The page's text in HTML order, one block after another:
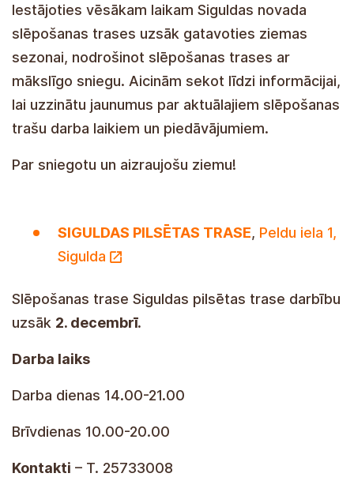
Iestājoties vēsākam laikam Siguldas novada
slēpošanas trases uzsāk gatavoties ziemas
sezonai, nodrošinot slēpošanas trases ar
mākslīgo sniegu. Aicinām sekot līdzi informācijai,
lai uzzinātu jaunumus par aktuālajiem slēpošanas
trašu darba laikiem un piedāvājumiem.
Par sniegotu un aizraujošu ziemu!
SIGULDAS PILSĒTAS TRASE, Peldu iela 1,
Sigulda
Slēpošanas trase Siguldas pilsētas trase darbību
uzsāk 2. decembrī.
Darba laiks
Darba dienas 14.00-21.00
Brīvdienas 10.00-20.00
Kontakti – T. 25733008